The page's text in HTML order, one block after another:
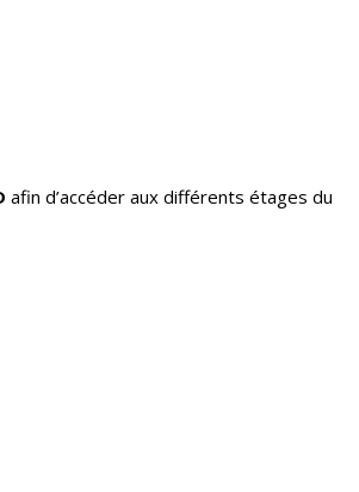
afin d’accéder aux différents étages du